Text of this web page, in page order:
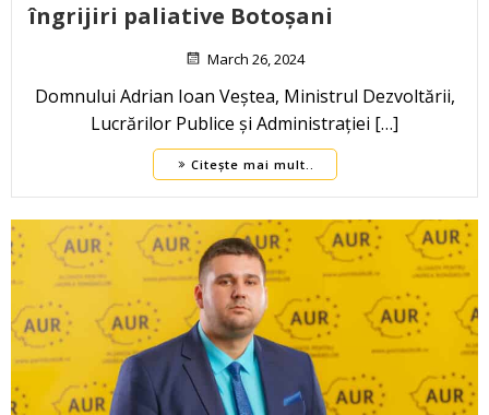
îngrijiri paliative Botoșani
March 26, 2024
Domnului Adrian Ioan Veștea, Ministrul Dezvoltării,
Lucrărilor Publice și Administrației […]
Citește mai mult..